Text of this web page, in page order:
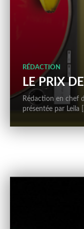
RÉDACTION
LE PRIX
Rédaction en chef
présentée par Leila